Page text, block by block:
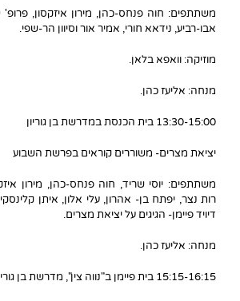
משתתפים: חוה פנחס-כהן, מירון איזקסון,
אבו-רביע, נידאא חורי, אמיר אור וסיוון הר-שפי.
מוזיקה: וואפא בלאן.
מנחה: אליעז כהן.
13:30-15:00 בית הכנסת במדרשת בן גוריון
יציאת מצרים- משוררים קוראים בפרשת השבוע
משתתפים: יוסי שריד, חוה פנחס-כהן, מירון
רות נצר, יפתח בן- אהרון, עלי אלון, איתן
דיויד פיימן- הגיגים על יציאת מצרים.
מנחה: אליעז כהן.
15:15-16:15 בית פיימן ב"נווה צין", מדרשת בן גוריון